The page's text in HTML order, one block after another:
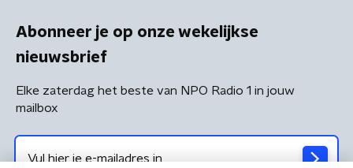
Abonneer je op onze wekelijkse
nieuwsbrief
Elke zaterdag het beste van NPO Radio 1 in jouw
mailbox